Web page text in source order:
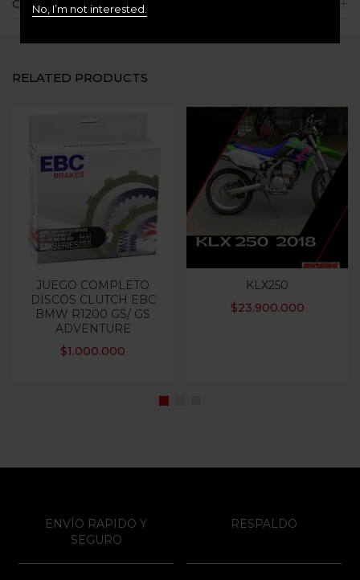
Consultas
RELATED PRODUCTS
JUEGO COMPLETO
DISCOS CLUTCH EBC
BMW R1200 GS/ GS
ADVENTURE
$1.000.000
KLX250
$23.900.000
No, I’m not interested.
ENVÍO RAPIDO Y
SEGURO
RESPALDO